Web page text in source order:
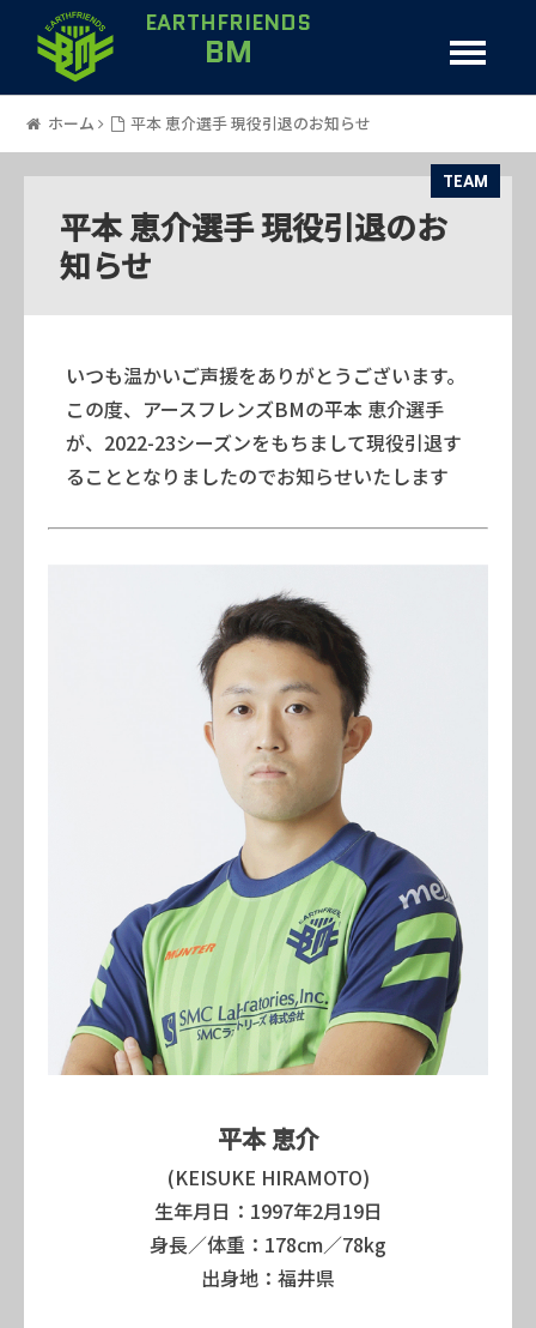
EARTHFRIENDS
BM
ホーム 平本 恵介選手 現役引退のお知らせ
TEAM
平本 恵介選手 現役引退のお
知らせ
いつも温かいご声援をありがとうございます。
この度、アースフレンズBMの平本 恵介選手
が、2022-23シーズンをもちまして現役引退す
ることとなりましたのでお知らせいたします
平本 恵介
(KEISUKE HIRAMOTO)
生年月日：1997年2月19日
身長／体重：178cm／78kg
出身地：福井県